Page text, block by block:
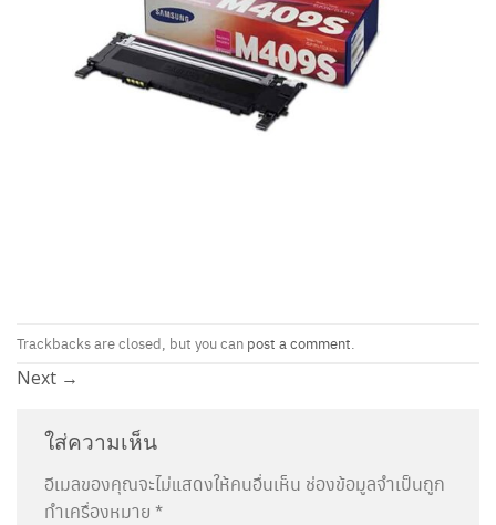
Trackbacks are closed, but you can post a comment
Next →
ใส่ความเห็น
อีเมลของคุณจะไม่แสดงให้คนอื่นเห็น ช่องข้อมูลจำเป็นถูก
ทำเครื่องหมาย *